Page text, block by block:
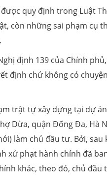
quy định trong Luật
còn những sai phạm cụ
định 139 của Chính
định chứ không có
trật tự xây dựng tại dự
Dừa, quận Đống Đa, Hà
làm chủ đầu tư. Bởi, sau
xử phạt hành chính đã
khác, theo đó, chủ đầu